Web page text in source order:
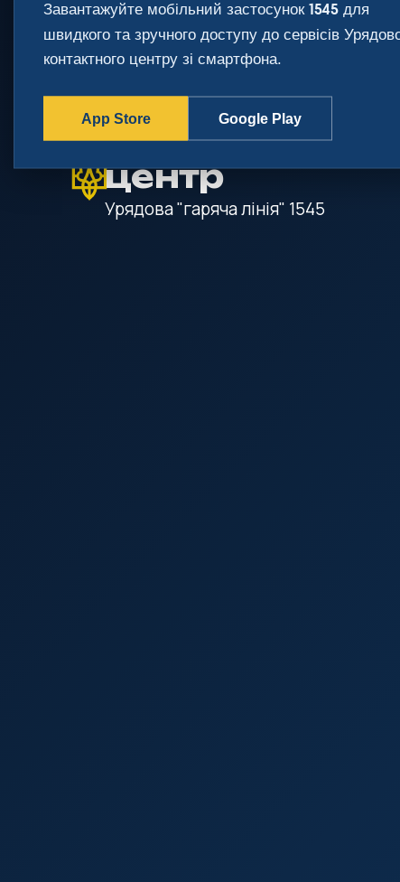
gov.ua
Державні сайти України
Урядовий
центр
Урядова "гаряча лінія" 1545
Завантажуйте мобільний застосунок 1545 для
швидкого та зручного доступу до сервісів
контактного центру зі смартфона.
App Store Google Play